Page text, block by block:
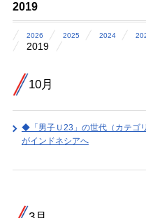
2019
2026 2025 2024
2019
10月
◆「男子Ｕ23」の世代（カテゴ
がインドネシアへ